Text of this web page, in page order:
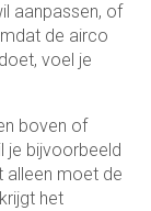
aanpassen, of
de airco
voel je
boven of
je bijvoorbeeld
alleen moet de
het